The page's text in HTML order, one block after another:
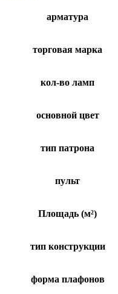
арматура
торговая марка
кол-во ламп
основной цвет
тип патрона
пульт
Площадь (м²)
тип конструкции
форма плафонов